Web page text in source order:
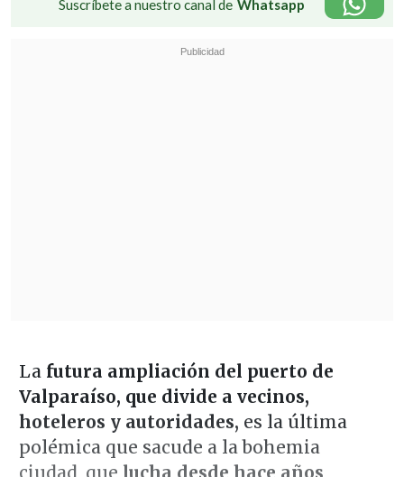
Suscríbete a nuestro canal de Whatsapp
Lafutura ampliación del puerto de
Valparaíso, que divide a vecinos,
hoteleros y autoridades, es la última
polémica que sacude a la bohemia
ciudad, que lucha desde hace años